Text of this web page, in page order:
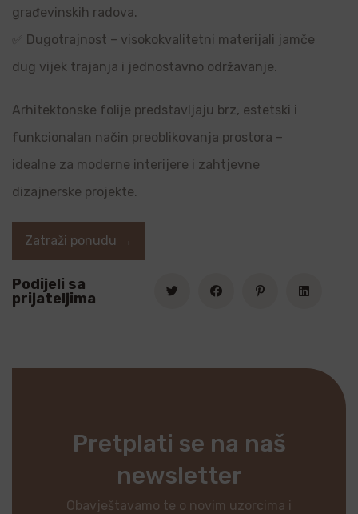
građevinskih radova.
✅ Dugotrajnost – visokokvalitetni materijali jamče
dug vijek trajanja i jednostavno održavanje.
Arhitektonske folije predstavljaju brz, estetski i
funkcionalan način preoblikovanja prostora –
idealne za moderne interijere i zahtjevne
dizajnerske projekte.
Podijeli sa
prijateljima
Zatraži ponudu →
Pretplati se na naš
newsletter
Obavještavamo te o novim uzorcima i